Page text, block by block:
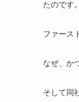
たのです。
ファース
なぜ、か
そして同